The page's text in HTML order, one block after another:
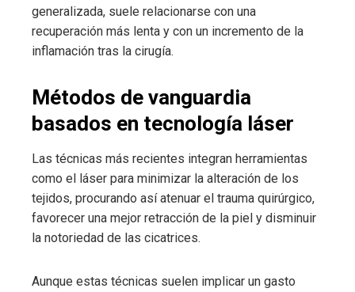
generalizada, suele relacionarse con una
recuperación más lenta y con un incremento de la
inflamación tras la cirugía.
Métodos de vanguardia
basados en tecnología láser
Las técnicas más recientes integran herramientas
como el láser para minimizar la alteración de los
tejidos, procurando así atenuar el trauma quirúrgico,
favorecer una mejor retracción de la piel y disminuir
la notoriedad de las cicatrices.
Aunque estas técnicas suelen implicar un gasto